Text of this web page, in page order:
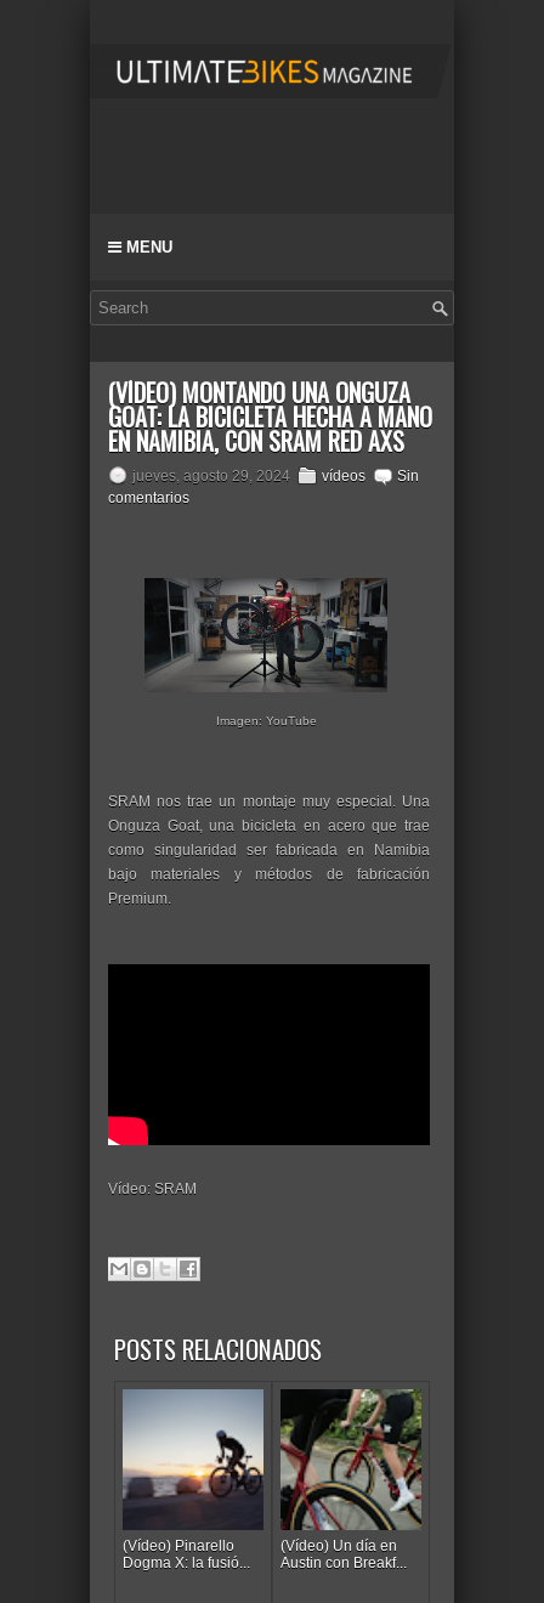
MENU
(VÍDEO) MONTANDO UNA ONGUZA
GOAT: LA BICICLETA HECHA A MANO
EN NAMIBIA, CON SRAM RED AXS
jueves, agosto 29, 2024 vídeos
Sin
comentarios
Imagen: YouTube
SRAM nos trae un montaje muy especial. Una
Onguza Goat, una bicicleta en acero que trae
como singularidad ser fabricada en Namibia
bajo materiales y métodos de fabricación
Premium.
Vídeo: SRAM
POSTS RELACIONADOS
(Vídeo) Pinarello
Dogma X: la fusió...
(Vídeo) Un día en
Austin con Breakf...